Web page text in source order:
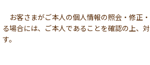
お客さまがご本人の個人情報の照会・修正
る場合には、ご本人であることを確認の上、
す。